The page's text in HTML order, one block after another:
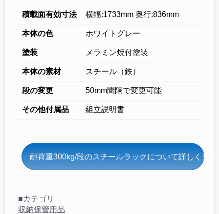
積載面有効寸法 横幅:1733mm 奥行:836mm
本体の色 ホワイトグレー
塗装 メラミン焼付塗装
本体の素材 スチール（鉄）
段の変更 50mm間隔で変更可能
その他付属品 組立説明書
耐荷重300kg/段のスチールラックについて詳しく見る
■カテゴリ
収納保管用品